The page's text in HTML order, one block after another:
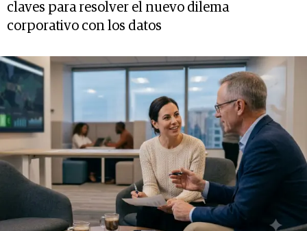
claves para resolver el nuevo dilema
corporativo con los datos